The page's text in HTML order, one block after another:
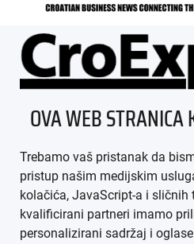
ÜBER
AGB
OVA WEB STRANICA
Trebamo vaš pristanak da
pristup našim medijskim
kolačića, JavaScript-a i sličnih
kvalificirani partneri imamo
personalizirani sadržaj i